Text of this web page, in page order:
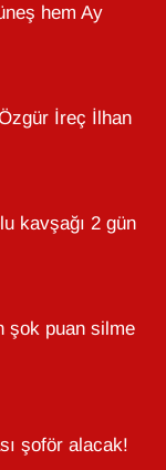
hem Ay
İreç İlhan
kavşağı 2 gün
şok puan silme
şoför alacak!